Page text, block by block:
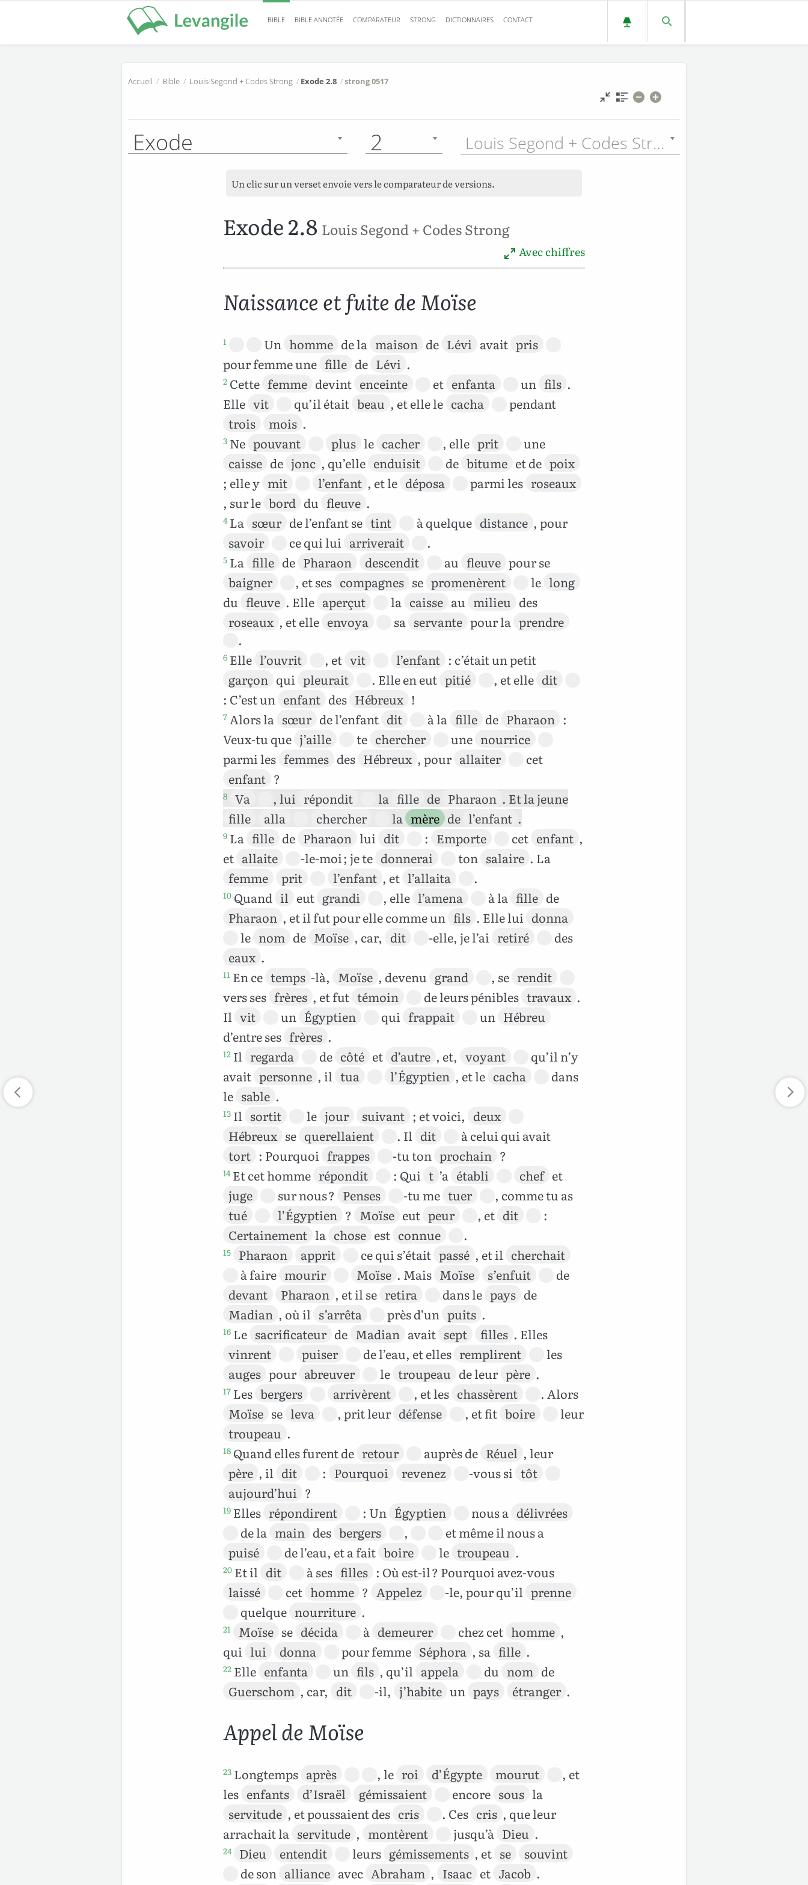
BIBLE BIBLE ANNOTÉE COMPARATEUR STRONG DICTIONNAIRES CONTACT
Accueil / Bible / Louis Segond + Codes Strong / Exode 2.8 /strong 0517
Exode 2 Louis Segond + Codes Strong (LSGSN) - 1910
Un clic sur un verset envoie vers le comparateur de versions.
Exode 2.8 Louis Segond + Codes Strong
Avec chiffres
Naissance et fuite de Moïse
1 Un homme de la maison de Lévi avait pris
pour femme une fille de Lévi .
2 Cette femme devint enceinte et enfanta un fils .
Elle vit qu’il était beau , et elle le cacha
pendant
trois
mois .
3 Ne pouvant plus le cacher , elle prit
une
caisse de jonc , qu’elle enduisit de bitume et de poix
; elle y mit l’enfant , et le déposa parmi les roseaux
, sur le bord du fleuve .
4 La sœur de l’enfant se tint à quelque distance , pour
savoir
ce qui lui arriverait .
5 La fille de Pharaon descendit au fleuve pour se
baigner
, et ses compagnes se promenèrent le long
du fleuve . Elle aperçut la caisse au milieu des
roseaux , et elle envoya sa servante pour la prendre
.
6 Elle l’ouvrit , et vit l’enfant : c’était un petit
garçon qui pleurait . Elle en eut pitié , et elle dit
: C’est un enfant des Hébreux !
7 Alors la sœur de l’enfant dit à la fille de Pharaon :
Veux-tu que j’aille te chercher une nourrice
parmi les femmes des Hébreux , pour allaiter
cet
enfant ?
8 Va , lui répondit la fille de Pharaon . Et la jeune
fille
alla chercher la mère de l’enfant .
9 La fille de Pharaon lui dit : Emporte cet enfant ,
et allaite -le-moi ; je te donnerai ton salaire . La
femme
prit l’enfant , et l’allaita .
10 Quand il eut grandi , elle l’amena à la fille de
Pharaon , et il fut pour elle comme un fils . Elle lui donna
le nom de Moïse , car, dit -elle, je l’ai retiré
des
eaux .
11 En ce temps -là, Moïse , devenu grand , se rendit
vers ses frères , et fut témoin de leurs pénibles travaux .
Il vit un Égyptien qui frappait un Hébreu
d’entre ses frères .
12 Il regarda de côté et d’autre , et, voyant
qu’il n’y
avait personne , il tua l’Égyptien , et le cacha
dans
le sable .
13 Il sortit le jour suivant ; et voici, deux
Hébreux se querellaient . Il dit
à celui qui avait
tort : Pourquoi frappes -tu ton prochain ?
14 Et cet homme répondit : Qui t ’a établi chef et
juge
sur nous ? Penses -tu me tuer
, comme tu as
tué
l’Égyptien ? Moïse eut peur , et dit
:
Certainement la chose est connue .
15 Pharaon apprit ce qui s’était passé , et il cherchait
à faire mourir Moïse . Mais Moïse s’enfuit
de
devant
Pharaon , et il se retira dans le pays de
Madian , où il s’arrêta près d’un puits .
16 Le sacrificateur de Madian avait sept filles . Elles
vinrent
puiser de l’eau, et elles remplirent
les
auges pour abreuver le troupeau de leur père .
17 Les bergers arrivèrent , et les chassèrent
. Alors
Moïse se leva , prit leur défense , et fit boire
leur
troupeau .
18 Quand elles furent de retour auprès de Réuel , leur
père , il dit : Pourquoi revenez -vous si tôt
aujourd’hui ?
19 Elles répondirent : Un Égyptien nous a délivrées
de la main des bergers ,
et même il nous a
puisé
de l’eau, et a fait boire le troupeau .
20 Et il dit à ses filles : Où est-il ? Pourquoi avez-vous
laissé
cet homme ? Appelez -le, pour qu’il prenne
quelque nourriture .
21 Moïse se décida à demeurer chez cet homme ,
qui lui donna pour femme Séphora , sa fille .
22 Elle enfanta un fils , qu’il appela du nom de
Guerschom , car, dit -il, j’habite un pays étranger .
Appel de Moïse
23 Longtemps après , le roi d’Égypte mourut
, et
les enfants d’Israël gémissaient encore sous la
servitude , et poussaient des cris . Ces cris , que leur
arrachait la servitude , montèrent jusqu’à Dieu .
24 Dieu entendit leurs gémissements , et se
souvint
de son alliance avec Abraham , Isaac et Jacob .